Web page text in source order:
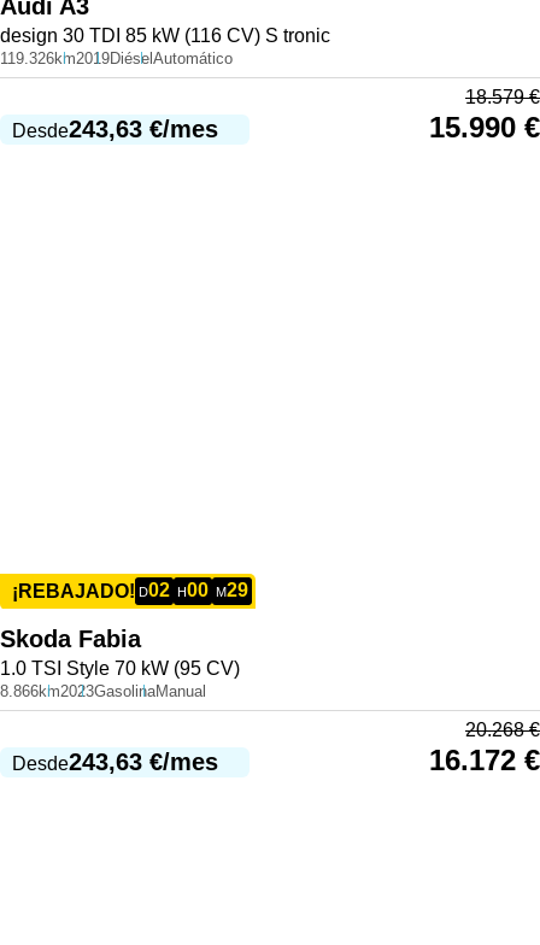
Audi A3
design 30 TDI 85 kW (116 CV) S tronic
119.326km2019Diésel Automático
Desde243,63 €/mes
18.579€
15.990 €
¡REBAJADO! D02 H00 M29
Skoda Fabia
1.0 TSI Style 70 kW (95 CV)
8.866km2023GasolinaManual
Desde243,63 €/mes
20.268€
16.172 €